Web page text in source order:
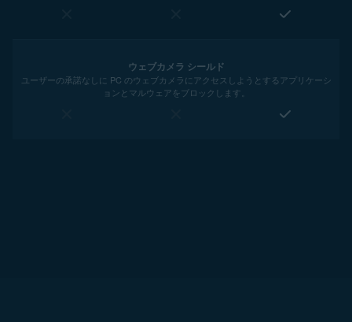
ウェブカメラ シールド
ユーザーの承諾なしに PC のウェブカメラにアクセスしようとするアプリケーシ
ョンとマルウェアをブロックします。